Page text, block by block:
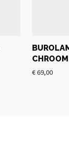
CHROOM
€69,00